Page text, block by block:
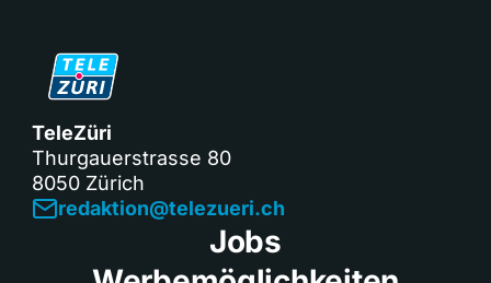
TeleZüri
Thurgauerstrasse 80
8050 Zürich
redaktion@telezueri.ch
Jobs